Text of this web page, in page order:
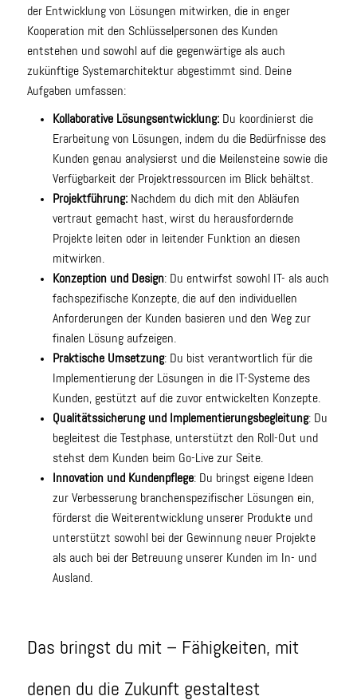
der Entwicklung von Lösungen mitwirken, die in enger
Kooperation mit den Schlüsselpersonen des Kunden
entstehen und sowohl auf die gegenwärtige als auch
zukünftige Systemarchitektur abgestimmt sind. Deine
Aufgaben umfassen:
Kollaborative Lösungsentwicklung: Du koordinierst die
Erarbeitung von Lösungen, indem du die Bedürfnisse des
Kunden genau analysierst und die Meilensteine sowie die
Verfügbarkeit der Projektressourcen im Blick behältst.
Projektführung: Nachdem du dich mit den Abläufen
vertraut gemacht hast, wirst du herausfordernde
Projekte leiten oder in leitender Funktion an diesen
mitwirken.
Konzeption und Design: Du entwirfst sowohl IT- als auch
fachspezifische Konzepte, die auf den individuellen
Anforderungen der Kunden basieren und den Weg zur
finalen Lösung aufzeigen.
Praktische Umsetzung: Du bist verantwortlich für die
Implementierung der Lösungen in die IT-Systeme des
Kunden, gestützt auf die zuvor entwickelten Konzepte.
Qualitätssicherung und Implementierungsbegleitung: Du
begleitest die Testphase, unterstützt den Roll-Out und
stehst dem Kunden beim Go-Live zur Seite.
Innovation und Kundenpflege: Du bringst eigene Ideen
zur Verbesserung branchenspezifischer Lösungen ein,
förderst die Weiterentwicklung unserer Produkte und
unterstützt sowohl bei der Gewinnung neuer Projekte
als auch bei der Betreuung unserer Kunden im In- und
Ausland.
Das bringst du mit – Fähigkeiten, mit
denen du die Zukunft gestaltest